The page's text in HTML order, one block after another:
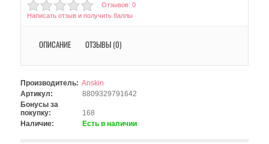
Отзывов: 0
Написать отзыв и получить баллы
ОПИСАНИЕ ОТЗЫВЫ (0)
Производитель: Anskin
Артикул:
8809329791642
Бонусы за
покупку:
168
Наличие:
Есть в наличии